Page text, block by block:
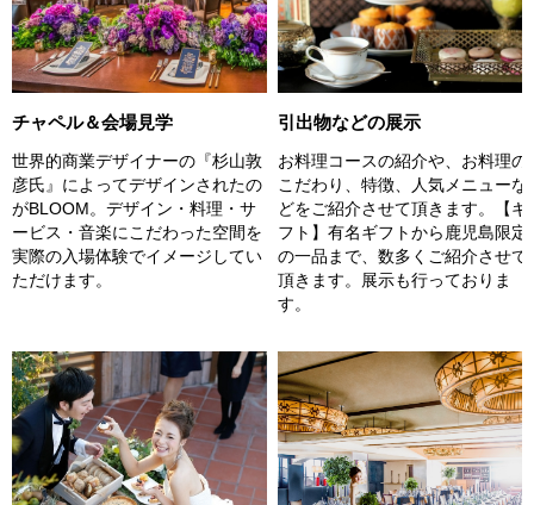
チャペル＆会場見学
世界的商業デザイナーの『杉山敦
彦氏』によってデザインされたの
がBLOOM。デザイン・料理・サ
ービス・音楽にこだわった空間を
実際の入場体験でイメージしてい
ただけます。
引出物などの展示
お料理コースの紹介や、お料理の
こだわり、特徴、人気メニューな
どをご紹介させて頂きます。【ギ
フト】有名ギフトから鹿児島限定
の一品まで、数多くご紹介させて
頂きます。展示も行っておりま
す。